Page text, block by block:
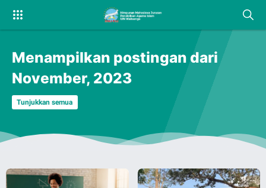
Menampilkan postingan dari
November, 2023
Tunjukkan semua